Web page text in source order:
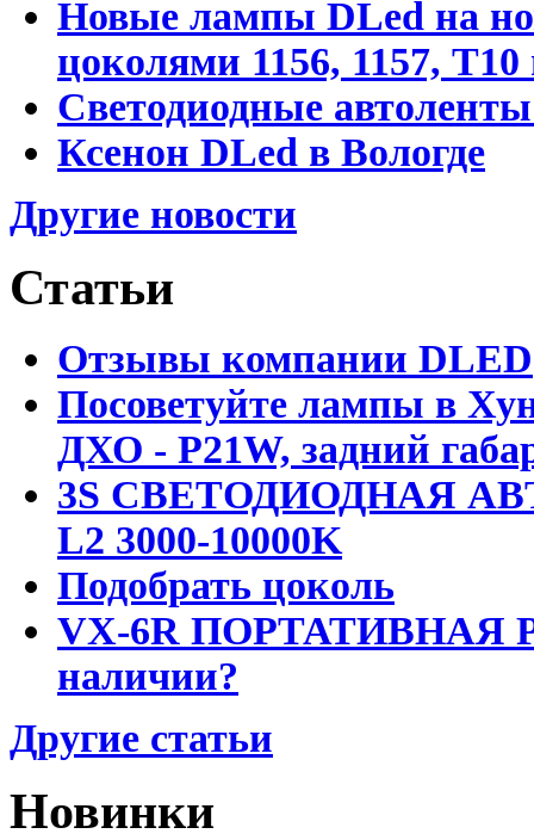
Новые лампы DLed на
цоколями 1156, 1157, T10
Светодиодные
Ксенон DLed в Вологде
Другие новости
Статьи
Отзывы компании DLED
Посоветуйте лампы в
ДХО - P21W, задний
3S СВЕТОДИОДНАЯ
L2 3000-10000K
Подобрать цоколь
VX-6R ПОРТАТИВНАЯ
наличии?
Другие статьи
Новинки